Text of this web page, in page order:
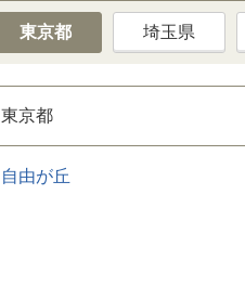
東京都 埼玉県
東京都
自由が丘